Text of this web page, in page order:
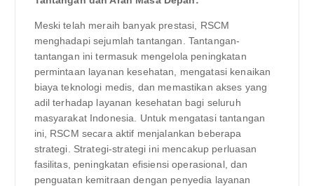
Meski telah meraih banyak prestasi, RSCM
menghadapi sejumlah tantangan. Tantangan-
tantangan ini termasuk mengelola peningkatan
permintaan layanan kesehatan, mengatasi kenaikan
biaya teknologi medis, dan memastikan akses yang
adil terhadap layanan kesehatan bagi seluruh
masyarakat Indonesia. Untuk mengatasi tantangan
ini, RSCM secara aktif menjalankan beberapa
strategi. Strategi-strategi ini mencakup perluasan
fasilitas, peningkatan efisiensi operasional, dan
penguatan kemitraan dengan penyedia layanan